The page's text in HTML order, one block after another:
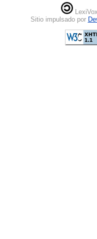
Sitio impulsado por